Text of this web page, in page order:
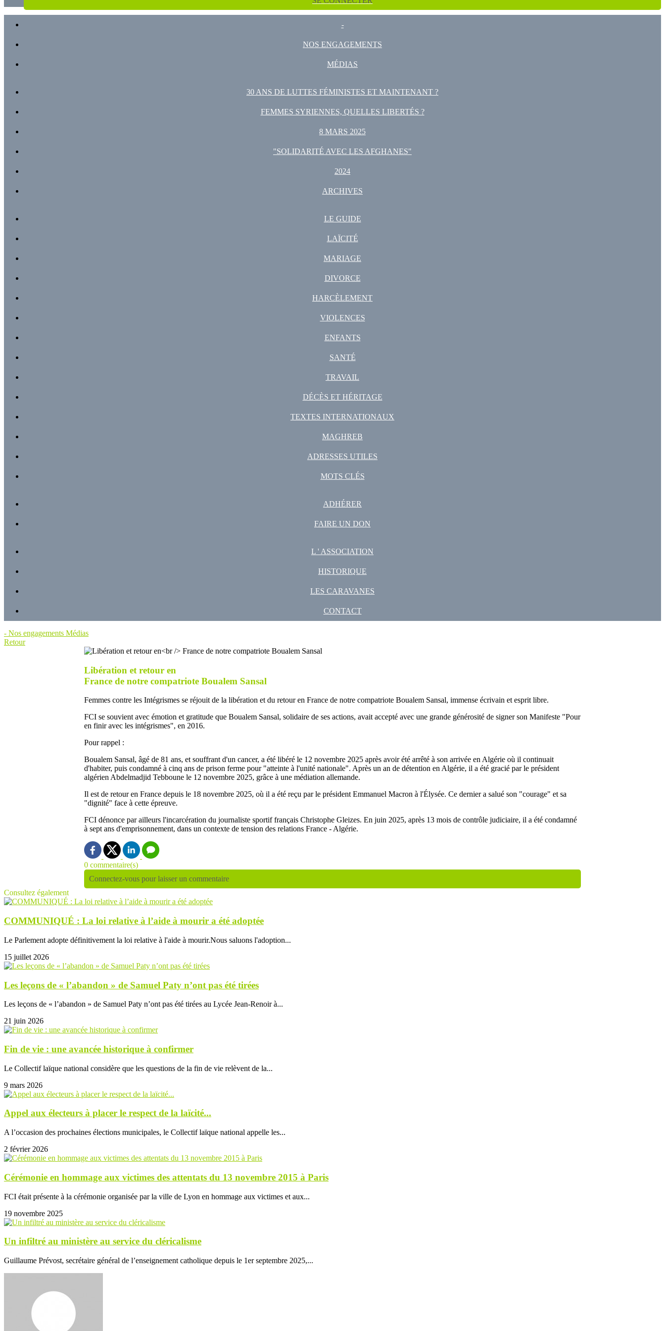
-
NOS ENGAGEMENTS
MÉDIAS
30 ANS DE LUTTES FÉMINISTES ET MAINTENANT ?
FEMMES SYRIENNES, QUELLES LIBERTÉS ?
8 MARS 2025
"SOLIDARITÉ AVEC LES AFGHANES"
2024
ARCHIVES
LE GUIDE
LAÏCITÉ
MARIAGE
DIVORCE
HARCÈLEMENT
VIOLENCES
ENFANTS
SANTÉ
TRAVAIL
DÉCÈS ET HÉRITAGE
TEXTES INTERNATIONAUX
MAGHREB
ADRESSES UTILES
MOTS CLÉS
ADHÉRER
FAIRE UN DON
L ' ASSOCIATION
HISTORIQUE
LES CARAVANES
CONTACT
- Nos engagements Médias
Retour
Libération et retour en
France de notre compatriote Boualem Sansal
Femmes contre les Intégrismes se réjouit de la libération et du retour en France de notre compatriote Boualem Sansal, immense écrivain et esprit libre.
FCI se souvient avec émotion et gratitude que Boualem Sansal, solidaire de ses actions, avait accepté avec une grande générosité de signer son Manifeste "Pour
en finir avec les intégrismes", en 2016.
Pour rappel :
Boualem Sansal, âgé de 81 ans, et souffrant d'un cancer, a été libéré le 12 novembre 2025 après avoir été arrêté à son arrivée en Algérie où il continuait
d'habiter, puis condamné à cinq ans de prison ferme pour "atteinte à l'unité nationale". Après un an de détention en Algérie, il a été gracié par le président
algérien Abdelmadjid Tebboune le 12 novembre 2025, grâce à une médiation allemande.
Il est de retour en France depuis le 18 novembre 2025, où il a été reçu par le président Emmanuel Macron à l'Élysée. Ce dernier a salué son "courage" et sa
"dignité" face à cette épreuve.
FCI dénonce par ailleurs l'incarcération du journaliste sportif français Christophe Gleizes. En juin 2025, après 13 mois de contrôle judiciaire, il a été condamné
à sept ans d'emprisonnement, dans un contexte de tension des relations France - Algérie.
0 commentaire(s)
Connectez-vous pour laisser un commentaire
Consultez également
COMMUNIQUÉ : La loi relative à l’aide à mourir a été adoptée
Le Parlement adopte définitivement la loi relative à l'aide à mourir.Nous saluons l'adoption...
15 juillet 2026
Les leçons de « l’abandon » de Samuel Paty n’ont pas été tirées
Les leçons de « l’abandon » de Samuel Paty n’ont pas été tirées au Lycée Jean-Renoir à...
21 juin 2026
Fin de vie : une avancée historique à confirmer
Le Collectif laïque national considère que les questions de la fin de vie relèvent de la...
9 mars 2026
Appel aux électeurs à placer le respect de la laïcité...
A l’occasion des prochaines élections municipales, le Collectif laïque national appelle les...
2 février 2026
Cérémonie en hommage aux victimes des attentats du 13 novembre 2015 à Paris
FCI était présente à la cérémonie organisée par la ville de Lyon en hommage aux victimes et aux...
19 novembre 2025
Un infiltré au ministère au service du cléricalisme
Guillaume Prévost, secrétaire général de l’enseignement catholique depuis le 1er septembre 2025,...